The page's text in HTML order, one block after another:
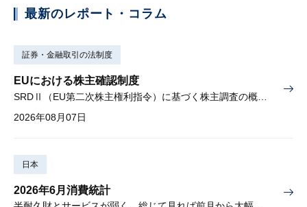
最新のレポート・コラム
証券・金融取引の法制度
EUにおける株主確認制度
2026年08月07日
日本
2026年6月消費統計